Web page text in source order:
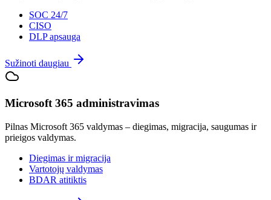
SOC 24/7
CISO
DLP apsauga
Sužinoti daugiau
Microsoft 365 administravimas
Pilnas Microsoft 365 valdymas – diegimas, migracija, saugumas ir
prieigos valdymas.
Diegimas ir migracija
Vartotojų valdymas
BDAR atitiktis